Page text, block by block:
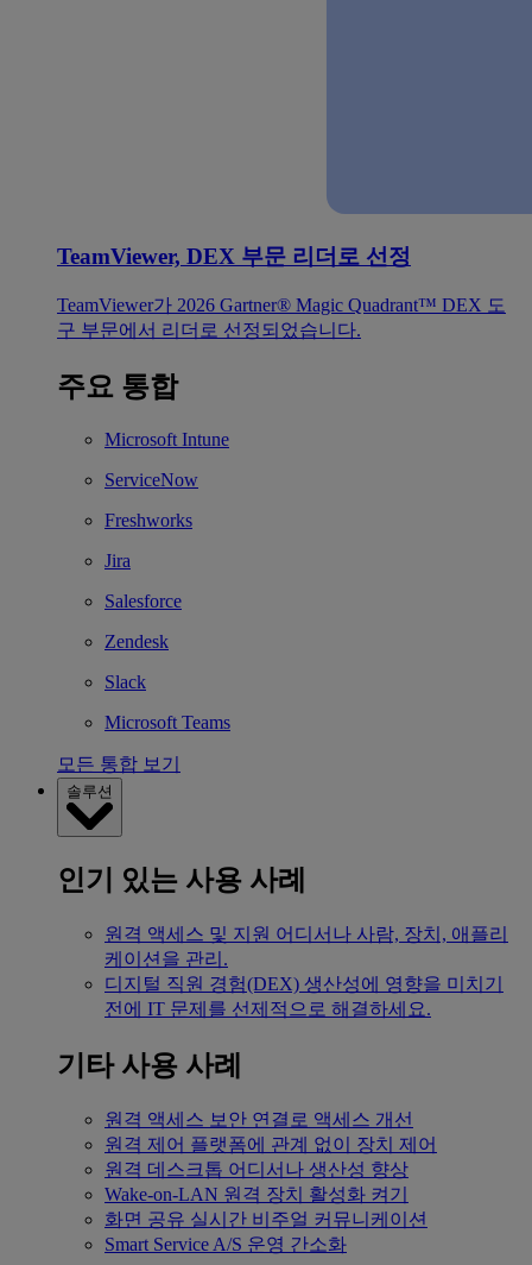
TeamViewer, DEX 부문 리더로 선정
TeamViewer가 2026 Gartner® Magic Quadrant™ DEX 도
구 부문에서 리더로 선정되었습니다.
주요 통합
Microsoft Intune
ServiceNow
Freshworks
Jira
Salesforce
Zendesk
Slack
Microsoft Teams
모든 통합 보기
솔루션
인기 있는 사용 사례
원격 액세스 및 지원 어디서나 사람, 장치, 애플리
케이션을 관리.
디지털 직원 경험(DEX) 생산성에 영향을 미치기
전에 IT 문제를 선제적으로 해결하세요.
기타 사용 사례
원격 액세스 보안 연결로 액세스 개선
원격 제어 플랫폼에 관계 없이 장치 제어
원격 데스크톱 어디서나 생산성 향상
Wake-on-LAN 원격 장치 활성화 켜기
화면 공유 실시간 비주얼 커뮤니케이션
Smart Service A/S 운영 간소화